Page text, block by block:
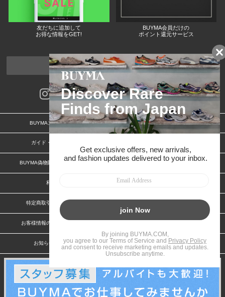
友だちに追加して
お得な情報をGET!
BUYMA会員だけの
ポイント還元サービス
ページトップへ
BUYMAスタートガイド 安心への取り組み
ガイド・お問い合わせ
BUYMA偽物販売防止の取り組み BUYMA CARD
利用規約
特定商取引法に関する表記 特定商取引法に関する表記(出品者)
お客様情報の外部送信について
お知らせ(PCサイト) 会社案内